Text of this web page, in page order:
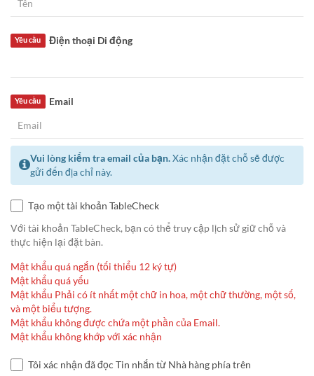
Điện thoại Di động
Yêu cầu
Email
Yêu cầu
Vui lòng kiểm tra email của bạn.Xác nhận đặt chỗ sẽ được
gửi đến địa chỉ này.
Tạo một tài khoản TableCheck
Với tài khoản TableCheck, bạn có thể truy cập lịch sử giữ chỗ và
thực hiện lại đặt bàn.
Mật khẩu quá ngắn (tối thiểu 12 ký tự)
Mật khẩu quá yếu
Mật khẩu Phải có ít nhất một chữ in hoa, một chữ thường, một số,
và một biểu tượng.
Mật khẩu không được chứa một phần của Email.
Mật khẩu không khớp với xác nhận
Tôi xác nhận đã đọc Tin nhắn từ Nhà hàng phía trên